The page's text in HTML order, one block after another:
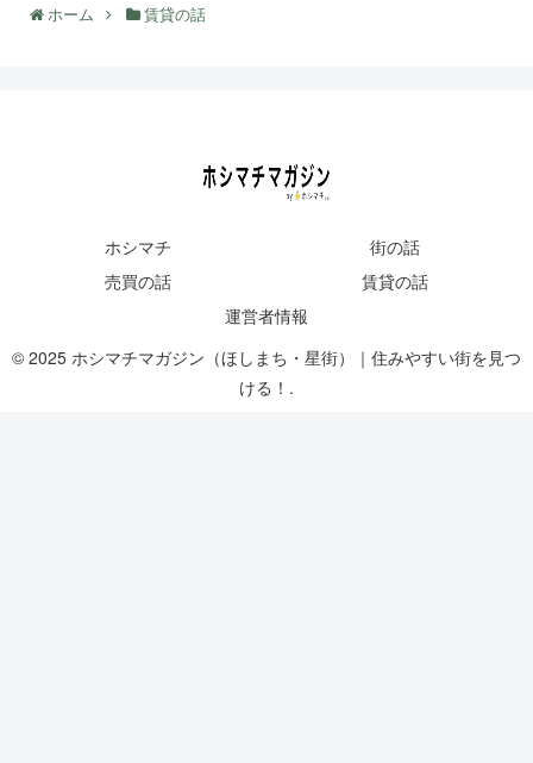
ホーム 賃貸の話
ホシマチ
街の話
売買の話
賃貸の話
運営者情報
© 2025 ホシマチマガジン（ほしまち・星街）｜住みやすい街を見つ
ける！.